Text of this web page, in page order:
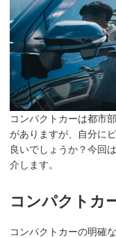
コンパクトカーは都市
がありますが、自分に
良いでしょうか？今回
介します。
コンパクトカ
コンパクトカーの明確